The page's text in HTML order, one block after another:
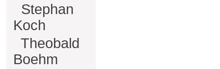
Stephan
Koch
Theobald
Boehm